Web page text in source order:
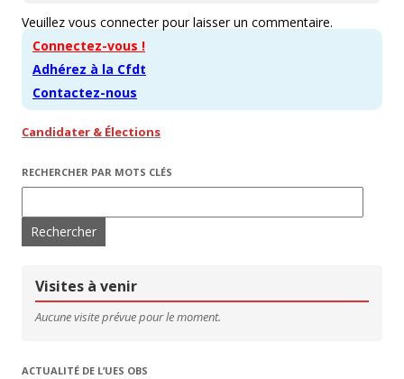
Veuillez vous connecter pour laisser un commentaire.
Connectez-vous !
Adhérez à la Cfdt
Contactez-nous
Candidater & Élections
RECHERCHER PAR MOTS CLÉS
Visites à venir
Aucune visite prévue pour le moment.
ACTUALITÉ DE L’UES OBS